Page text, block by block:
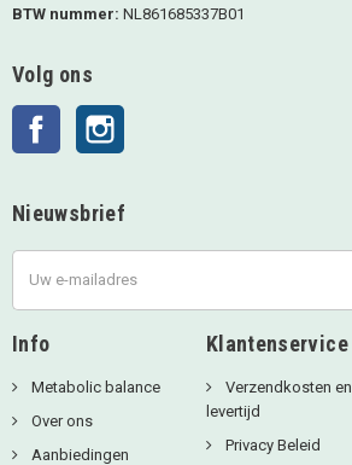
BTW nummer: NL861685337B01
Volg ons
Facebook
Nieuwsbrief
Info
Metabolic balance
Over ons
Aanbiedingen
Klantenservice
Verzendkosten en
levertijd
Privacy Beleid